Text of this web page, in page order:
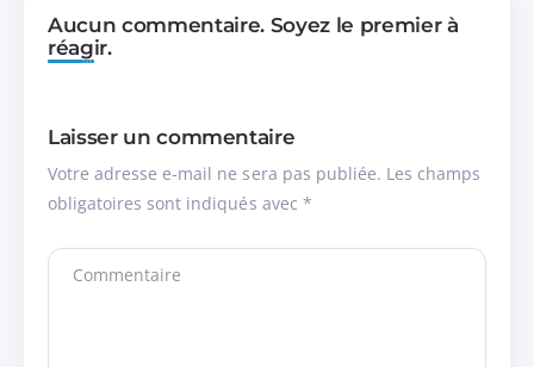
Aucun commentaire. Soyez le premier à
réagir.
Laisser un commentaire
Votre adresse e-mail ne sera pas publiée. Les champs
obligatoires sont indiqués avec *